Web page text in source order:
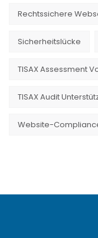
Rechtssichere
Sicherheitslücke
TISAX Assessment
TISAX Audit
Website-